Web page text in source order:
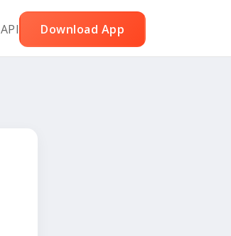
API Download App